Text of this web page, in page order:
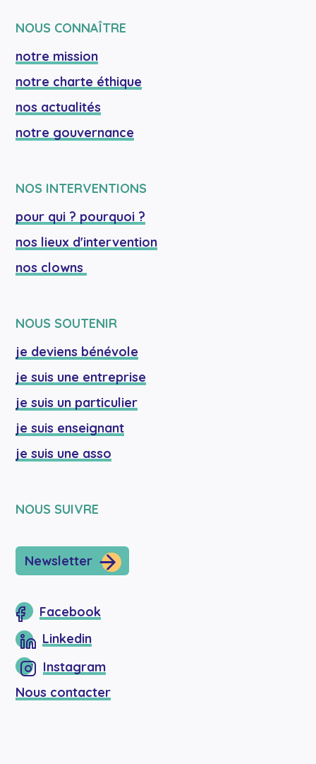
NOUS CONNAÎTRE
notre mission
notre charte éthique
nos actualités
notre gouvernance
NOS INTERVENTIONS
pour qui ? pourquoi ?
nos lieux d'intervention
nos clowns
NOUS SOUTENIR
je deviens bénévole
je suis une entreprise
je suis un particulier
je suis enseignant
je suis une asso
NOUS SUIVRE
Newsletter
Facebook
Linkedin
Instagram
Nous contacter